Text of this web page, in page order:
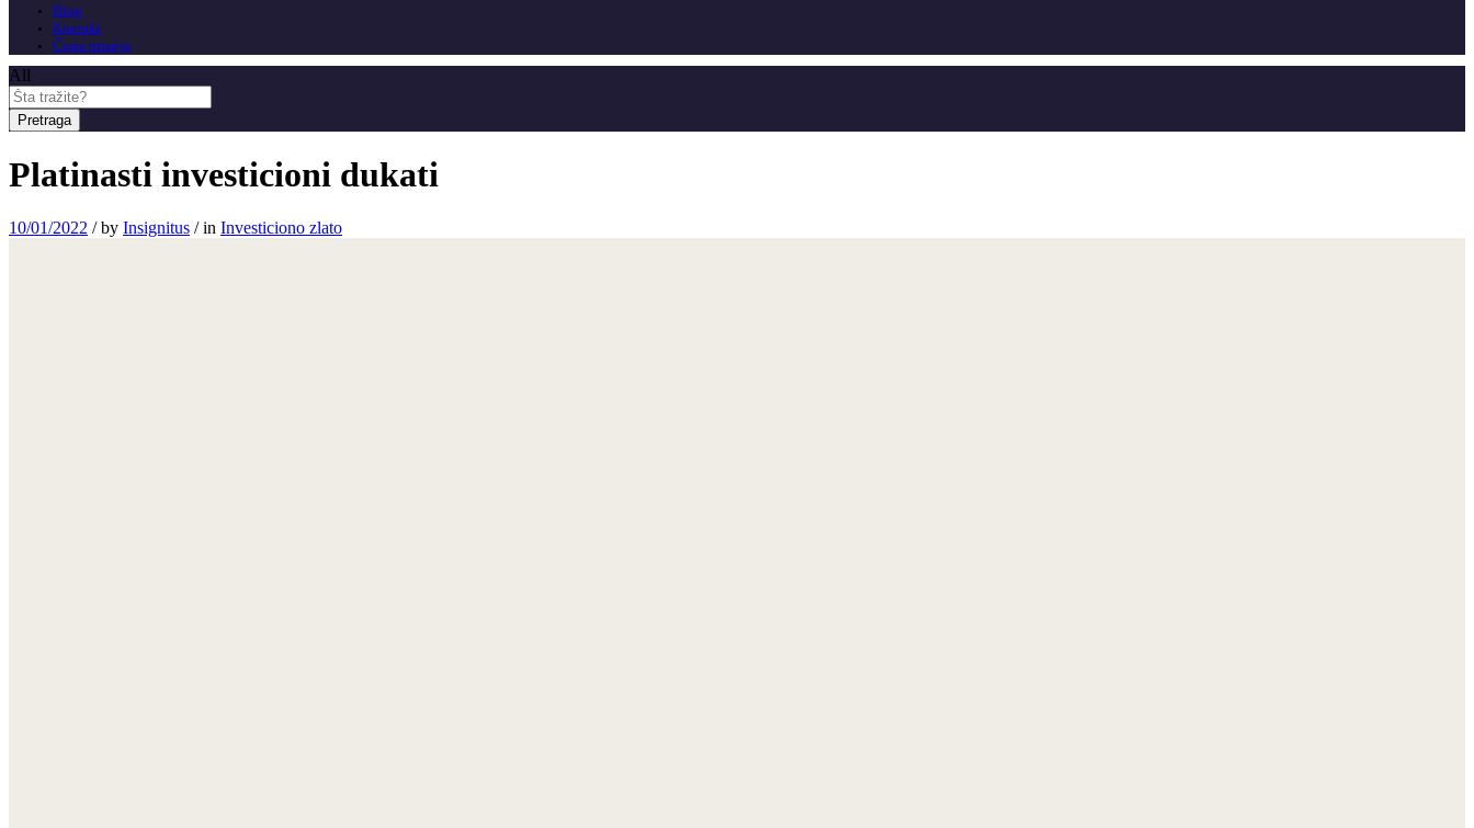
Blog
Kontakt
Česta pitanja
All
Pretraga
Platinasti investicioni dukati
10/01/2022 /by Insignitus /in Investiciono zlato